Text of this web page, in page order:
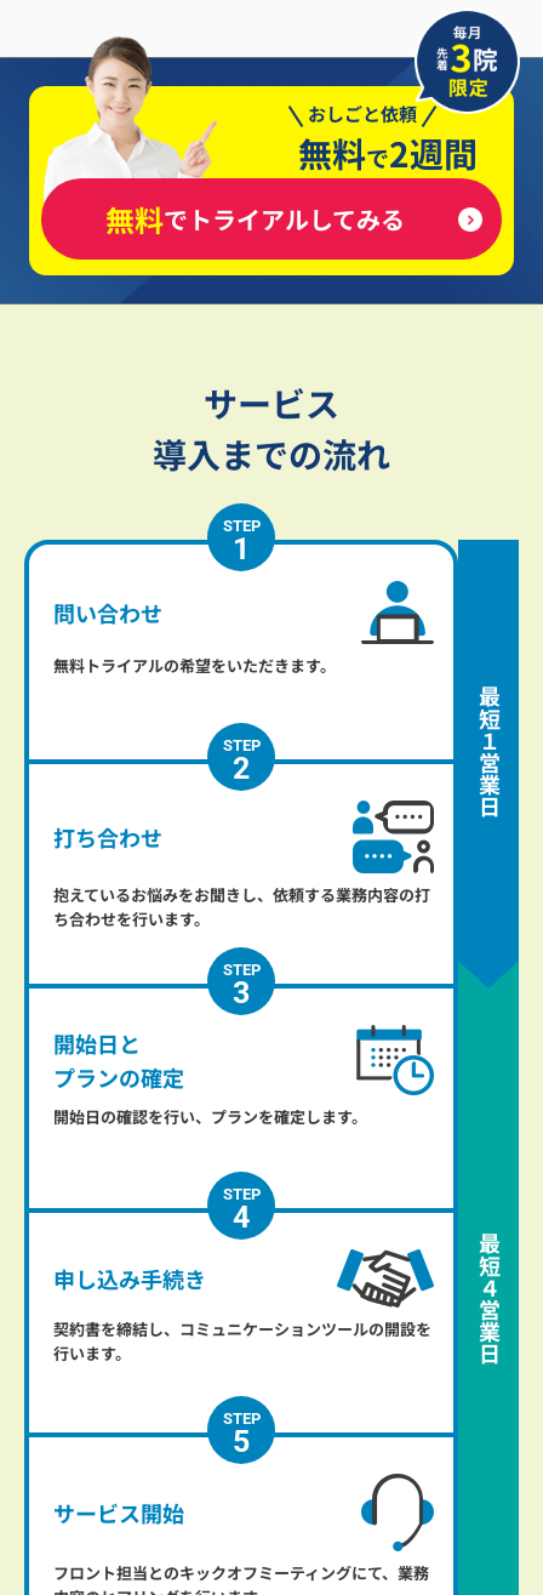
おしごと依頼
無料で2週間
無料でトライアルしてみる
サービス
導入までの流れ
1
問い合わせ
無料トライアルの希望をいただきます。
2
打ち合わせ
抱えているお悩みをお聞きし、依頼する業務内容の打
ち合わせを行います。
3
開始日と
プランの確定
開始日の確認を行い、プランを確定します。
4
申し込み手続き
契約書を締結し、コミュニケーションツールの開設を
行います。
5
サービス開始
フロント担当とのキックオフミーティングにて、業務
最短
１
営業日
最短
４
営業日